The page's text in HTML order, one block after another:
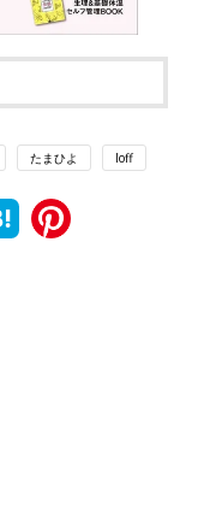
たまひよ loff